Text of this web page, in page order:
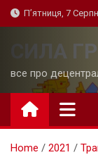
Skip
to
П’ятниця, 7
СИЛА
все про
Home 2021